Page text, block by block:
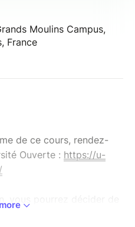
Moulins Campus,
France
de ce cours, rendez-
Ouverte : https://u-
vous pourrez décider de